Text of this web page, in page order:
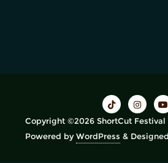
Copyright ©2026 ShortCut
Powered byWordPress &